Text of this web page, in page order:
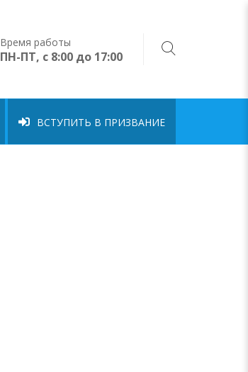
Время работы
ПН-ПТ, с 8:00 до 17:00
ВСТУПИТЬ В ПРИЗВАНИЕ